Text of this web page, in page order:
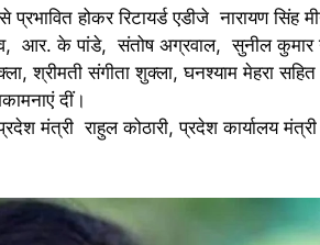
होकर रिटायर्ड एडीजे नारायण सिंह
आर. के पांडे, संतोष अग्रवाल, सुनील
श्रीमती संगीता शुक्ला, घनश्याम मेहरा
दीं।
मंत्री राहुल कोठारी, प्रदेश कार्यालय मंत्री